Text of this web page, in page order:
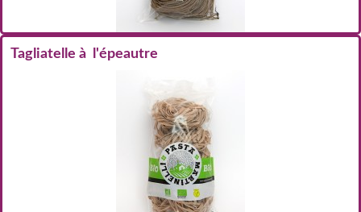
Tagliatelle à l'épeautre